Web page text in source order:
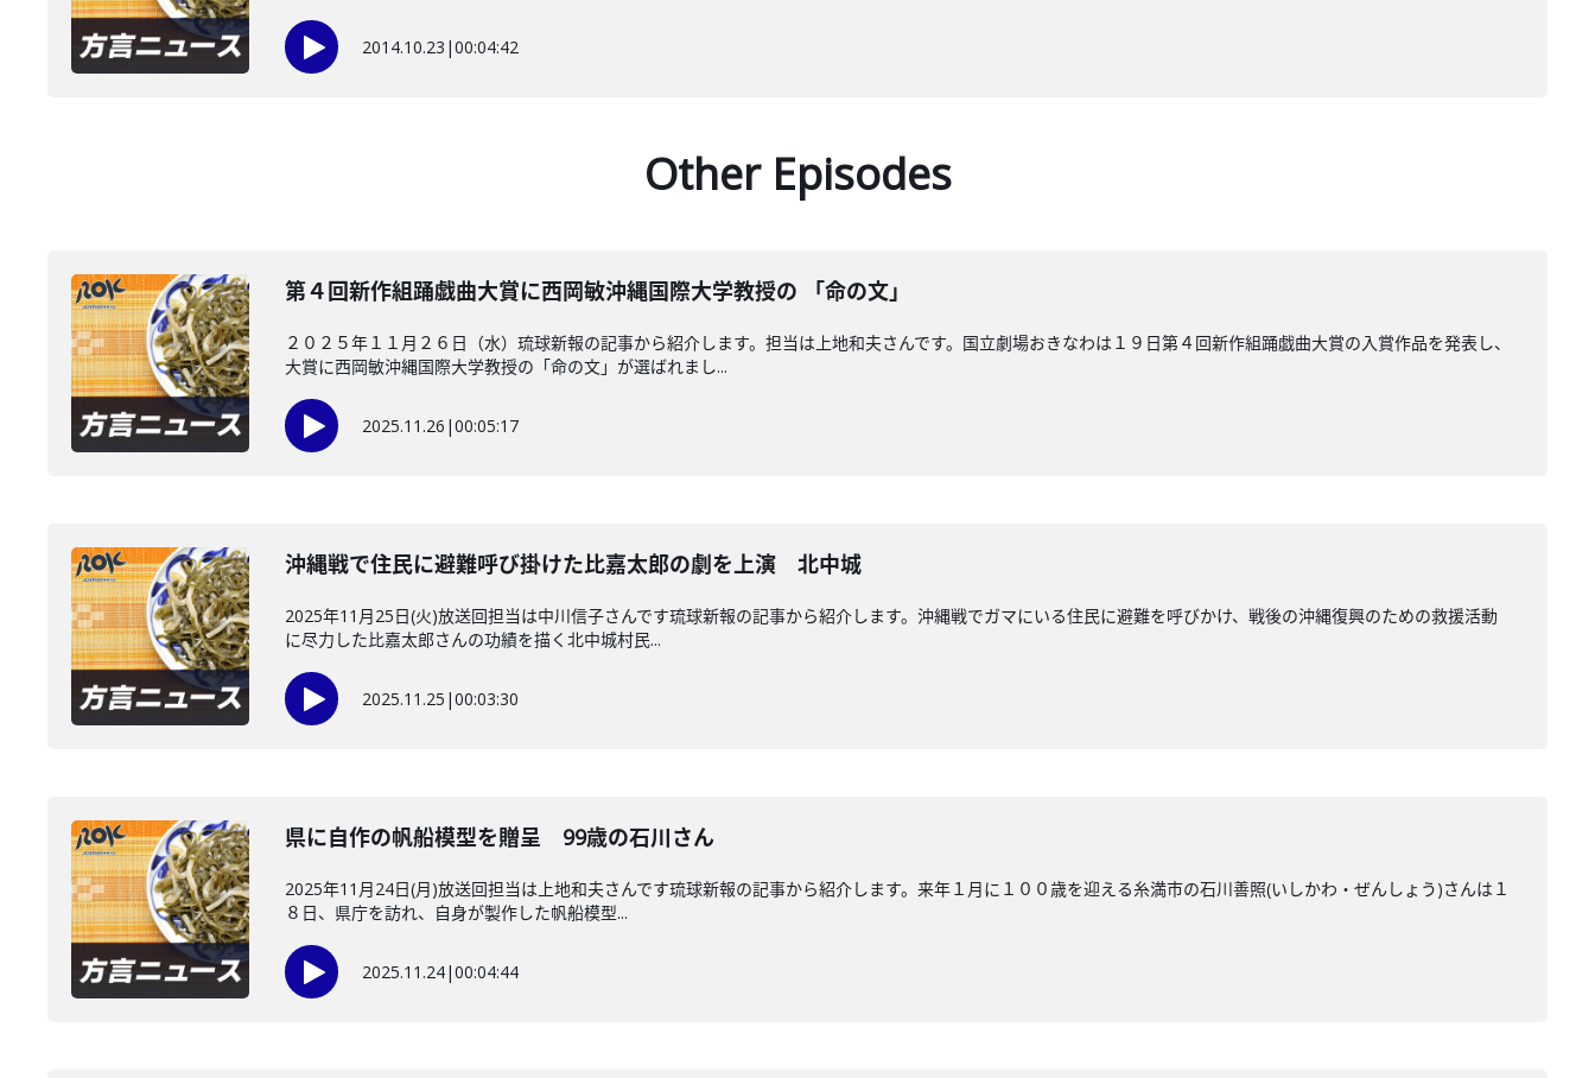
2014.10.23 |00:04:42
Other Episodes
第４回新作組踊戯曲大賞に西岡敏沖縄国際大学教授の 「命の文」
２０２５年１１月２６日（水）琉球新報の記事から紹介します。担当は上地和夫さんです。国立劇場おきなわは１９日第４回新作組踊戯曲大賞の入賞作品を発表し、
大賞に西岡敏沖縄国際大学教授の「命の文」が選ばれまし...
2025.11.26 |00:05:17
沖縄戦で住民に避難呼び掛けた比嘉太郎の劇を上演 北中城
2025年11月25日(火)放送回担当は中川信子さんです琉球新報の記事から紹介します。沖縄戦でガマにいる住民に避難を呼びかけ、戦後の沖縄復興のための救援活動
に尽力した比嘉太郎さんの功績を描く北中城村民...
2025.11.25 |00:03:30
県に自作の帆船模型を贈呈 99歳の石川さん
2025年11月24日(月)放送回担当は上地和夫さんです琉球新報の記事から紹介します。来年１月に１００歳を迎える糸満市の石川善照(いしかわ・ぜんしょう)さんは１
８日、県庁を訪れ、自身が製作した帆船模型...
2025.11.24|00:04:44